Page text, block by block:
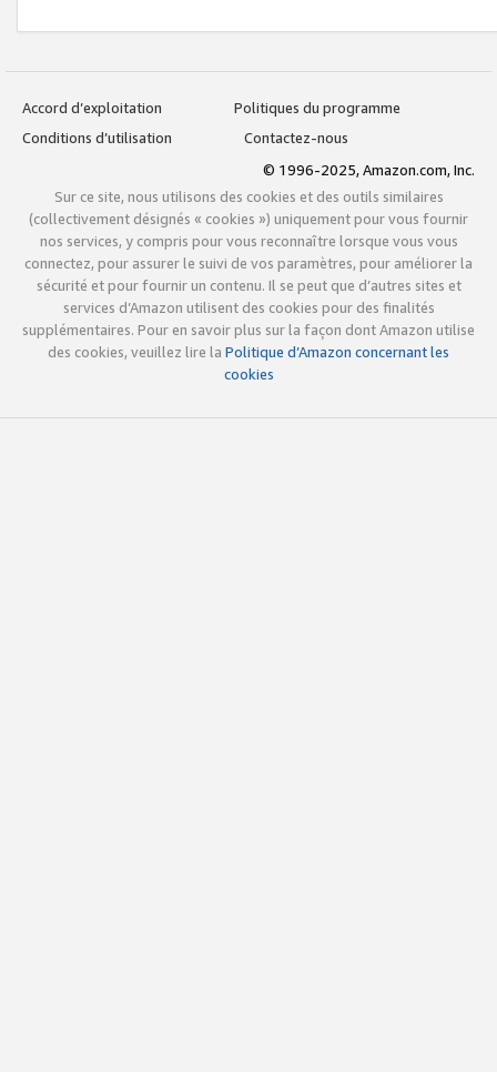
Accord d’exploitation
Politiques du programme
Conditions d’utilisation
Contactez-nous
© 1996-2025, Amazon.com, Inc.
Sur ce site, nous utilisons des cookies et des outils similaires
(collectivement désignés « cookies ») uniquement pour vous fournir
nos services, y compris pour vous reconnaître lorsque vous vous
connectez, pour assurer le suivi de vos paramètres, pour améliorer la
sécurité et pour fournir un contenu. Il se peut que d’autres sites et
services d’Amazon utilisent des cookies pour des finalités
supplémentaires. Pour en savoir plus sur la façon dont Amazon utilise
des cookies, veuillez lire la Politique d’Amazon concernant les
cookies